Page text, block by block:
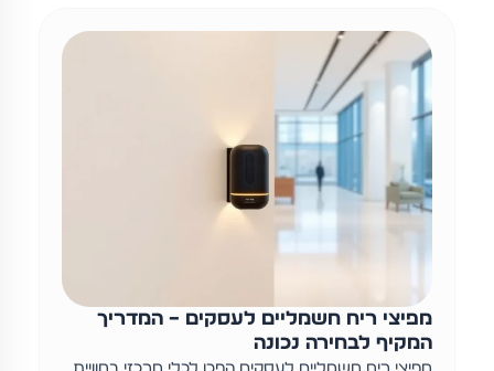
מפיצי ריח חשמליים לעסקים – המדריך
המקיף לבחירה נכונה